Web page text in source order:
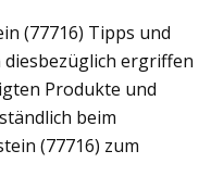
(77716) Tipps und
diesbezüglich ergriffen
Produkte und
beim
(77716) zum